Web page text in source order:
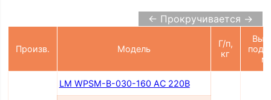
← Прокручивается →
Произв. Модель
Г/п,
кг
LM WPSM-B-030-160 AC 220В